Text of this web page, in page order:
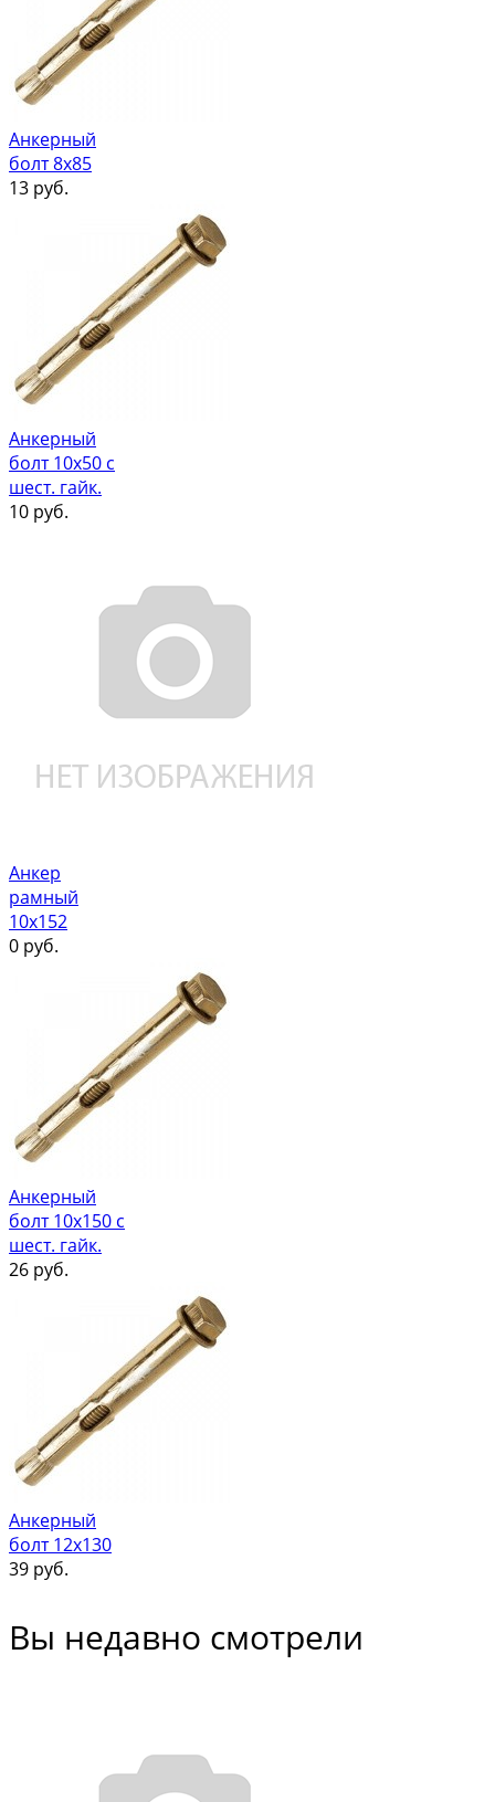
Анкерный
болт 8х85
13 руб.
Анкерный
болт 10х50 с
шест. гайк.
10 руб.
Анкер
рамный
10х152
0 руб.
Анкерный
болт 10х150 с
шест. гайк.
26 руб.
Анкерный
болт 12х130
39 руб.
Вы недавно смотрели